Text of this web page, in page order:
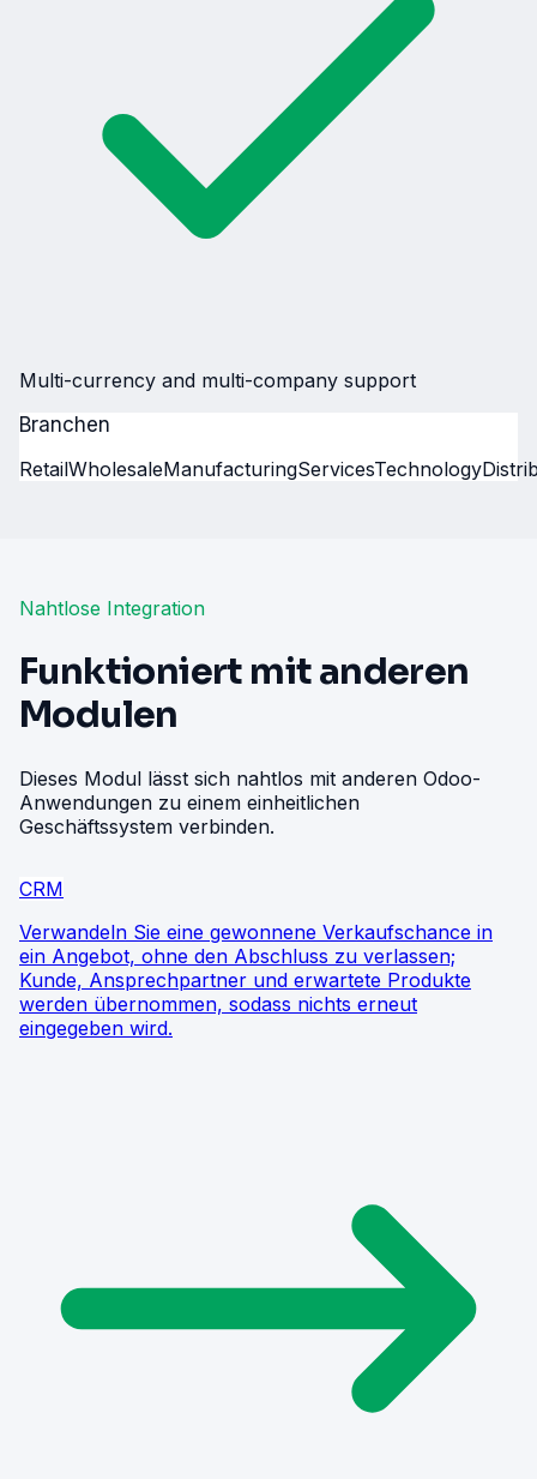
Multi-currency and multi-company support
Branchen
RetailWholesaleManufacturingServicesTechnology
Nahtlose Integration
Funktioniert mit anderen
Modulen
Dieses Modul lässt sich nahtlos mit anderen Odoo-
Anwendungen zu einem einheitlichen
Geschäftssystem verbinden.
CRM
Verwandeln Sie eine gewonnene Verkaufschance in
ein Angebot, ohne den Abschluss zu verlassen;
Kunde, Ansprechpartner und erwartete Produkte
werden übernommen, sodass nichts erneut
eingegeben wird.